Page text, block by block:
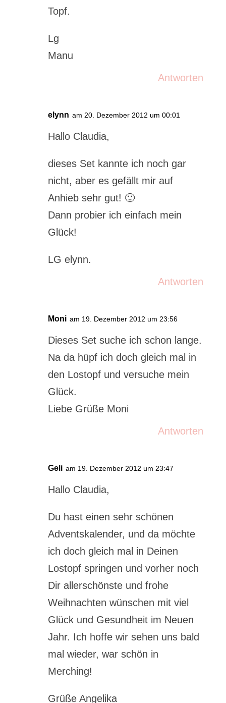
Topf.
Lg
Manu
Antworten
elynn am 20. Dezember 2012 um 00:01
Hallo Claudia,
dieses Set kannte ich noch gar
nicht, aber es gefällt mir auf
Anhieb sehr gut! 🙂
Dann probier ich einfach mein
Glück!
LG elynn.
Antworten
Moni am 19. Dezember 2012 um 23:56
Dieses Set suche ich schon lange.
Na da hüpf ich doch gleich mal in
den Lostopf und versuche mein
Glück.
Liebe Grüße Moni
Antworten
Geli am 19. Dezember 2012 um 23:47
Hallo Claudia,
Du hast einen sehr schönen
Adventskalender, und da möchte
ich doch gleich mal in Deinen
Lostopf springen und vorher noch
Dir allerschönste und frohe
Weihnachten wünschen mit viel
Glück und Gesundheit im Neuen
Jahr. Ich hoffe wir sehen uns bald
mal wieder, war schön in
Merching!
Grüße Angelika